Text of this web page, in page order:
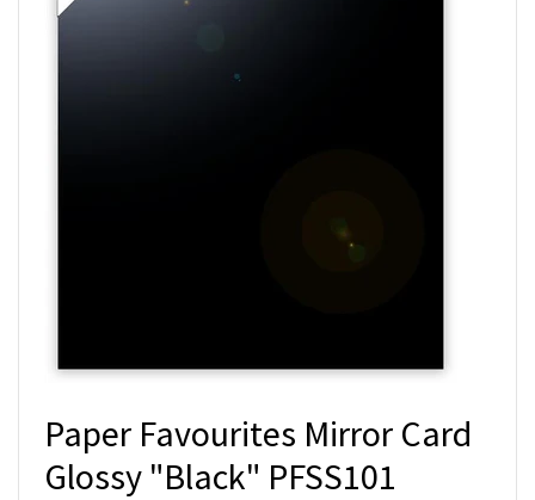
Paper Favourites Mirror Card
Glossy "Black" PFSS101